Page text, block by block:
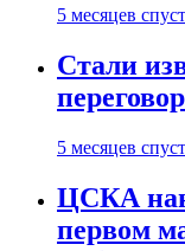
5 месяцев
Стали
5 месяцев
ЦСКА
первом